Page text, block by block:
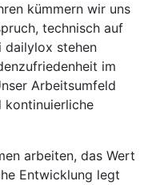
kümmern wir uns
technisch auf
dailylox stehen
im
Arbeitsumfeld
kontinuierliche
arbeiten, das Wert
Entwicklung legt